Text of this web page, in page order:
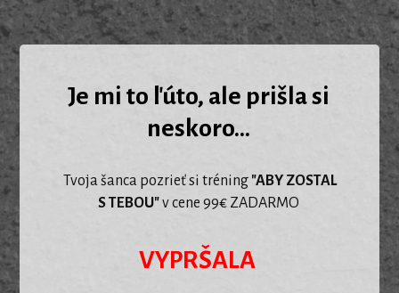
Je mi to ľúto, ale prišla si
neskoro...
Tvoja šanca pozrieť si tréning "ABY ZOSTAL
S TEBOU"v cene 99€ ZADARMO
VYPRŠALA